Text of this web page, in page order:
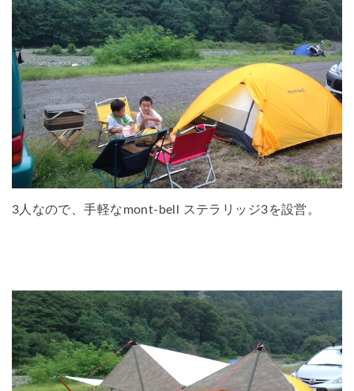
3人なので、手軽なmont-bell ステラリッジ3を設営。